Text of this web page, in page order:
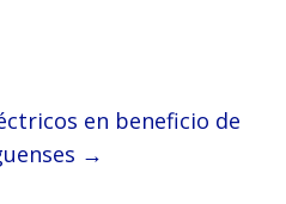
en beneficio de
→